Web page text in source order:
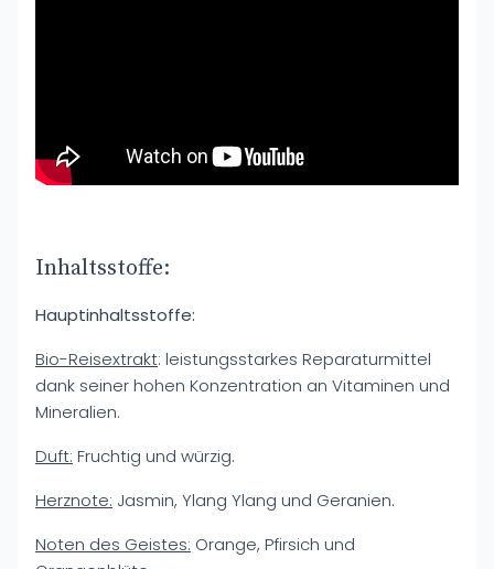
Inhaltsstoffe:
Hauptinhaltsstoffe:
Bio-Reisextrakt: leistungsstarkes Reparaturmittel
dank seiner hohen Konzentration an Vitaminen und
Mineralien.
Duft: Fruchtig und würzig.
Herznote: Jasmin, Ylang Ylang und Geranien.
Noten des Geistes: Orange, Pfirsich und